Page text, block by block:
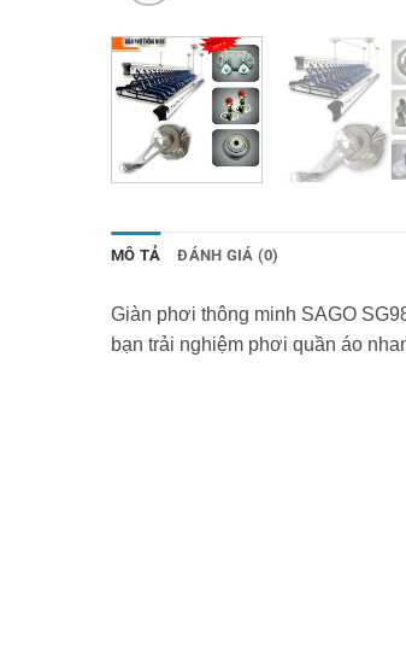
MÔ TẢ ĐÁNH GIÁ (0)
Giàn phơi thông minh SAGO
bạn trải nghiệm phơi quần áo